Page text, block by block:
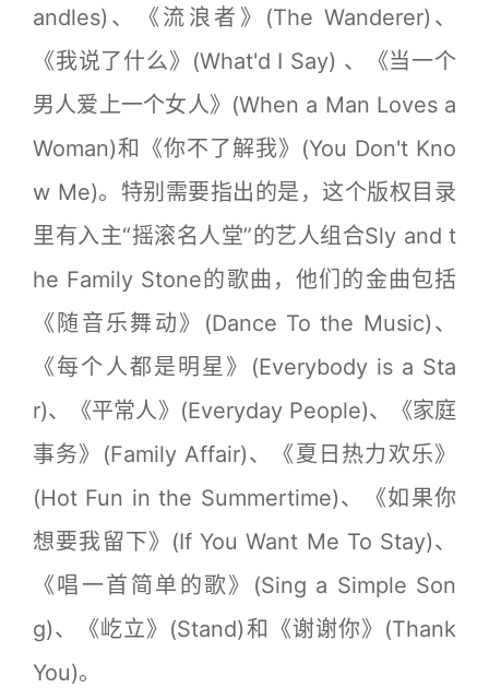
andles)、《流浪者》(The Wanderer)、
《我说了什么》(What'd I Say) 、《当一个
男人爱上一个女人》(When a Man Loves a
Woman)和《你不了解我》(You Don't Kno
w Me)。特别需要指出的是，这个版权目录
里有入主“摇滚名人堂”的艺人组合Sly and t
he Family Stone的歌曲，他们的金曲包括
《随音乐舞动》(Dance To the Music)、
《每个人都是明星》(Everybody is a Sta
r)、《平常人》(Everyday People)、《家庭
事务》(Family Affair)、《夏日热力欢乐》
(Hot Fun in the Summertime)、《如果你
想要我留下》(If You Want Me To Stay)、
《唱一首简单的歌》(Sing a Simple Son
g)、《屹立》(Stand)和《谢谢你》(Thank
You)。